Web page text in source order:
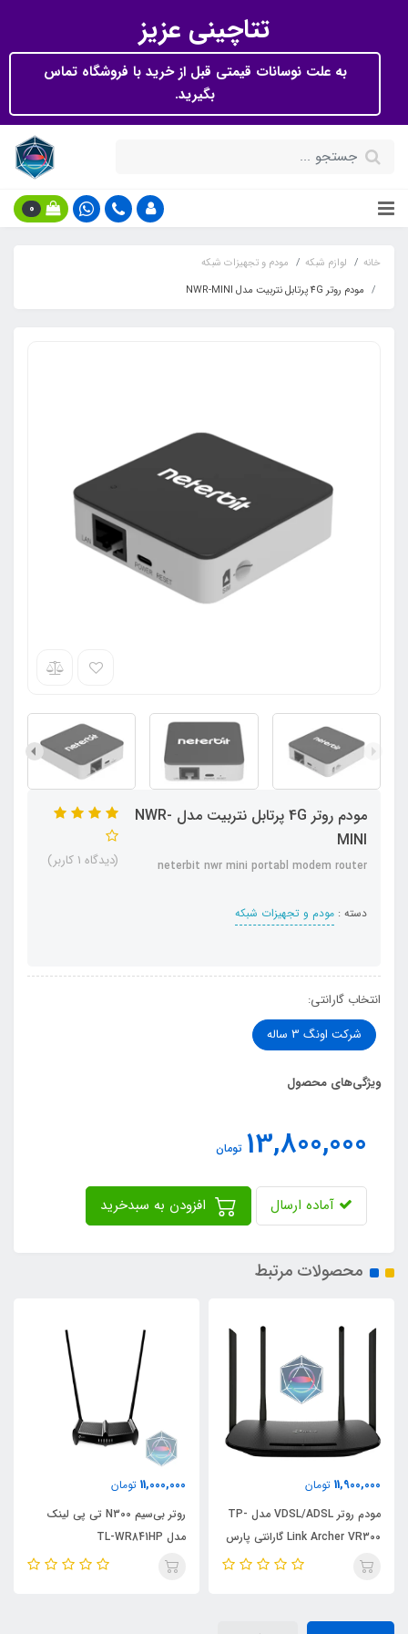
تتاچینی عزیز
به علت نوسانات قیمتی قبل از خرید با فروشگاه تماس
بگیرید.
0
خانه لوازم شبکه
مودم و تجهیزات شبکه
مودم روتر 4G پرتابل نتربیت مدل NWR-MINI
مودم روتر 4G پرتابل نتربیت مدل NWR-
MINI
neterbit nwr mini portabl modem router
دسته : مودم و تجهیزات شبکه
(دیدگاه 1 کاربر)
انتخاب گارانتی:
شرکت اونگ 3 ساله
ویژگی‌های محصول
13,800,000 تومان
آماده ارسال
محصولات مرتبط
11,900,000 تومان
مودم روتر VDSL/ADSL مدل TP-
Link Archer VR300 گارانتی پارس
ارتباط
11,000,000 تومان
روتر بی‌سیم N300 تی پی لینک
مدل TL-WR841HP